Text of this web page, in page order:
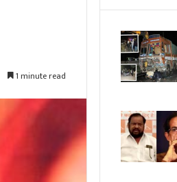
1 minute read